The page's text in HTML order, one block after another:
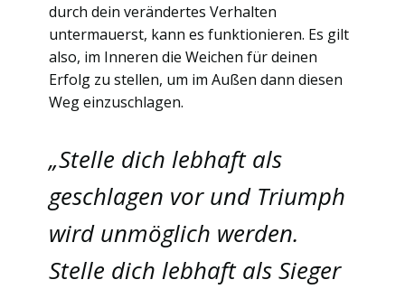
durch dein verändertes Verhalten
untermauerst, kann es funktionieren. Es gilt
also, im Inneren die Weichen für deinen
Erfolg zu stellen, um im Außen dann diesen
Weg einzuschlagen.
„Stelle dich lebhaft als
geschlagen vor und Triumph
wird unmöglich werden.
Stelle dich lebhaft als Sieger